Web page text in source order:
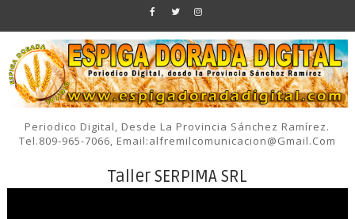
Periodico Digital, Desde La Provincia Sánchez Ramírez.
Tel.809-965-7066, Email:alfremilcomunicacion@gmail.com
Taller SERPIMA SRL